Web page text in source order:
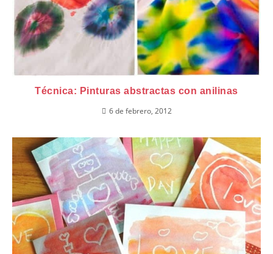
Técnica: Pinturas abstractas con anilinas
6 de febrero, 2012